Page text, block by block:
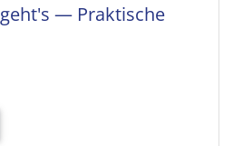
— Praktische